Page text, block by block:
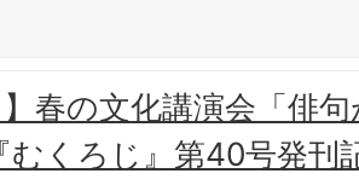
】春の文化講演会「俳
むくろじ』第40号発刊